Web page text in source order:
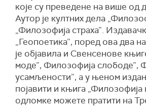
које су преведене на више од
Аутор је култних дела
„Филозофија страха”.
„Геопоетика”, поред ова два
је објавила и Свенсенове
моде”, Филозофија слободе”,
усамљености”, а у њеном
појавити и књига „Филозофија
одломке можете пратити на